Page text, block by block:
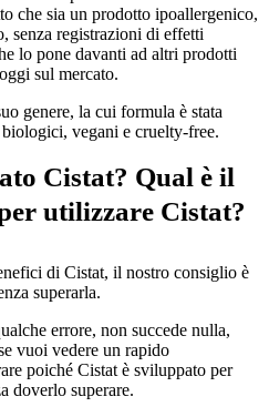
che sia un prodotto ipoallergenico,
senza registrazioni di effetti
lo pone davanti ad altri prodotti
sul mercato.
genere, la cui formula è stata
vegani e cruelty-free.
Cistat? Qual è il
utilizzare Cistat?
di Cistat, il nostro consiglio è
superarla.
errore, non succede nulla,
vuoi vedere un rapido
poiché Cistat è sviluppato per
doverlo superare.